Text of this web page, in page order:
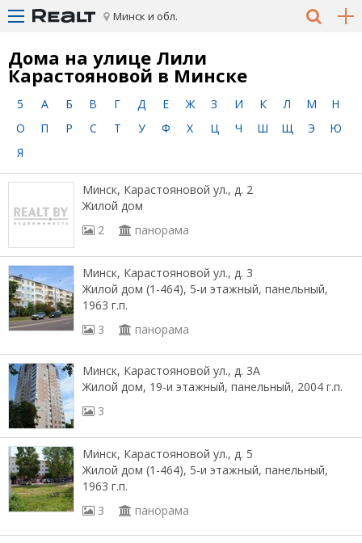
Минск и обл.
Дома на улице Лили
Карастояновой в Минске
5 А Б В Г Д Е Ж З И К Л М
Н
О
П Р С Т У Ф Х Ц Ч Ш Щ Э
Ю
Я
Минск, Карастояновой ул., д. 2
Жилой дом
2
панорама
Минск, Карастояновой ул., д. 3
Жилой дом (1-464), 5-и этажный, панельный,
1963 г.п.
3
панорама
Минск, Карастояновой ул., д. 3А
Жилой дом, 19-и этажный, панельный, 2004 г.п.
3
Минск, Карастояновой ул., д. 5
Жилой дом (1-464), 5-и этажный, панельный,
1963 г.п.
3
панорама